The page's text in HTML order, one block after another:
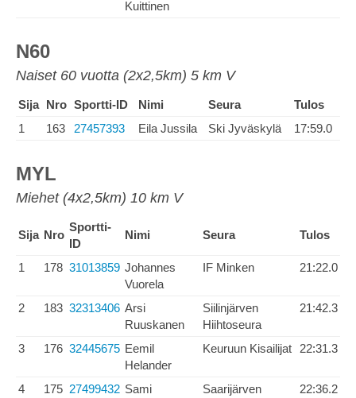
Kuittinen
N60
Naiset 60 vuotta (2x2,5km) 5 km V
Sija Nro Sportti-ID Nimi Seura
Tulos
1
163 27457393 Eila Jussila Ski Jyväskylä 17:59.0
MYL
Miehet (4x2,5km) 10 km V
Sija Nro
Sportti-
ID
Nimi Seura Tulos
1 178 31013859 Johannes
Vuorela
IF Minken 21:22.0
2 183 32313406 Arsi
Ruuskanen
Siilinjärven
Hiihtoseura
21:42.3
3 176 32445675 Eemil
Helander
Keuruun Kisailijat 22:31.3
4 175 27499432 Sami
Saarijärven
22:36.2